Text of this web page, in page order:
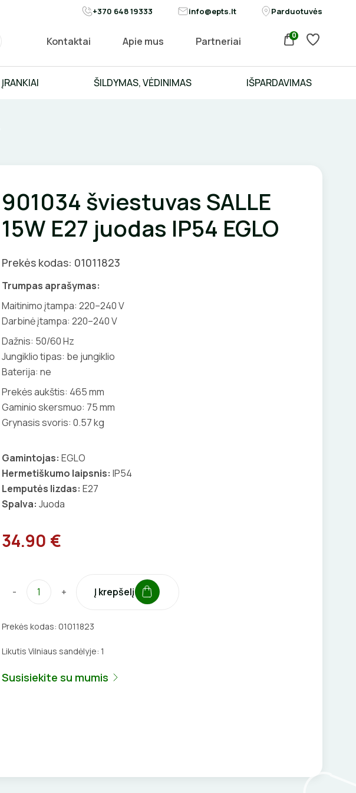
+370 648 19333 info@epts.lt Parduotuvės
Kontaktai Apie mus Partneriai 0
ĮRANKIAI ŠILDYMAS, VĖDINIMAS IŠPARDAVIMAS
901034 šviestuvas SALLE
15W E27 juodas IP54 EGLO
Prekės kodas: 01011823
Trumpas aprašymas:
Maitinimo įtampa: 220–240 V
Darbinė įtampa: 220–240 V
Dažnis: 50/60 Hz
Jungiklio tipas: be jungiklio
Baterija: ne
Prekės aukštis: 465 mm
Gaminio skersmuo: 75 mm
Grynasis svoris: 0.57 kg
Gamintojas: EGLO
Hermetiškumo laipsnis: IP54
Lemputės lizdas: E27
Spalva: Juoda
34.90 €
- + Į krepšelį
Prekės kodas: 01011823
Likutis Vilniaus sandėlyje: 1
Susisiekite su mumis